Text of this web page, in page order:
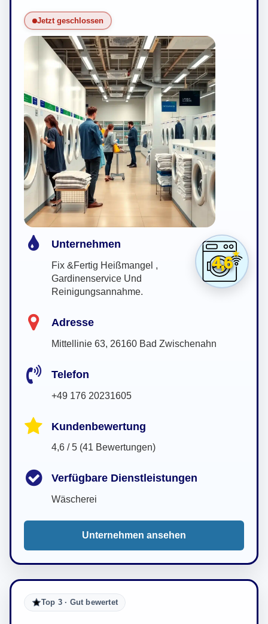
Jetzt geschlossen
4,6
Unternehmen
Fix &Fertig Heißmangel ,
Gardinenservice Und
Reinigungsannahme.
Adresse
Mittellinie 63, 26160 Bad Zwischenahn
Telefon
+49 176 20231605
Kundenbewertung
4,6 / 5 (41 Bewertungen)
Verfügbare Dienstleistungen
Wäscherei
Unternehmen ansehen
Top 3 · Gut bewertet